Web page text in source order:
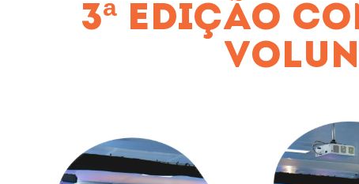
3ª EDIÇÃO